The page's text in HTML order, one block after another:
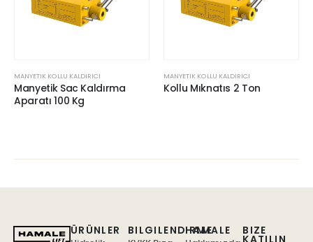
MANYETIK KOLLU KALDIRICI
Manyetik Sac Kaldırma
Aparatı 100 Kg
MANYETIK KOLLU KALDIRICI
Kollu Mıknatıs 2 Ton
BIZE
ÜRÜNLER BILGILENDIRME
HAMALE